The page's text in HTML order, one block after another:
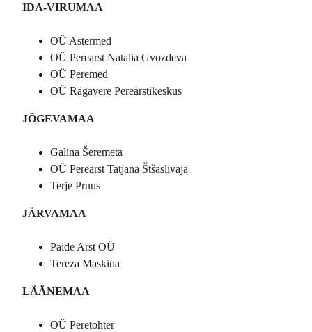
IDA-VIRUMAA
OÜ Astermed
OÜ Perearst Natalia Gvozdeva
OÜ Peremed
OÜ Rägavere Perearstikeskus
JÕGEVAMAA
Galina Šeremeta
OÜ Perearst Tatjana Štšaslivaja
Terje Pruus
JÄRVAMAA
Paide Arst OÜ
Tereza Maskina
LÄÄNEMAA
OÜ Peretohter